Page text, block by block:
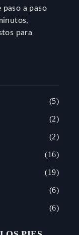
paso a paso
para
5
2
2
16
19
6
6